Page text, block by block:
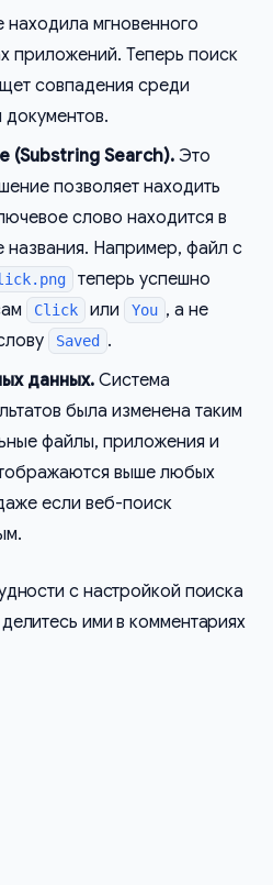
находила мгновенного
приложений. Теперь поиск
совпадения среди
(Substring Search). Это
позволяет находить
слово находится в
названия. Например, файл с
теперь успешно
Click или You , а не
Saved
.
данных. Система
была изменена таким
файлы, приложения и
выше любых
если веб-поиск
с настройкой поиска
ими в комментариях